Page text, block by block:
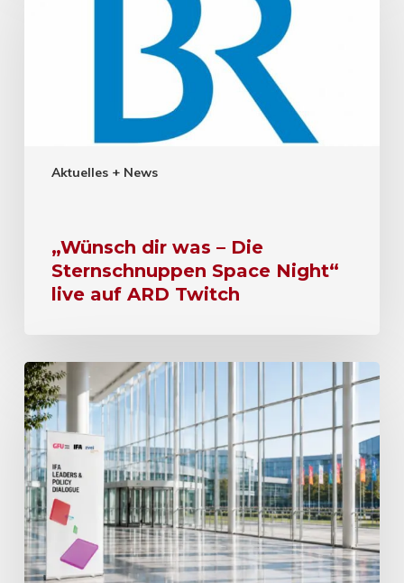
Aktuelles + News
„Wünsch dir was – Die
Sternschnuppen Space Night“
live auf ARD Twitch